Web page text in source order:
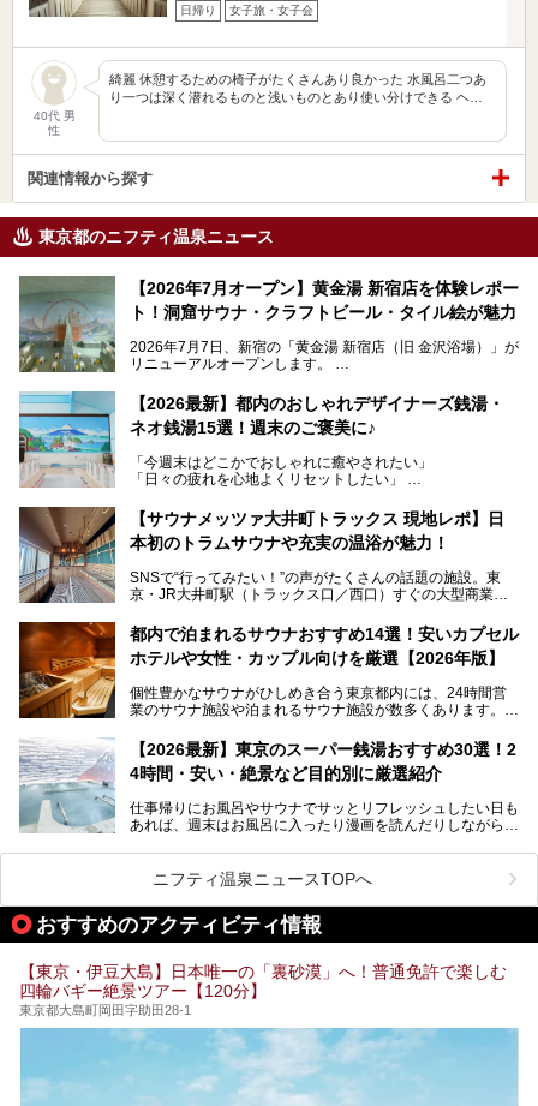
日帰り 女子旅・女子会
40代 男
性
綺麗 休憩するための椅子がたくさんあり良かった 水風呂二つあ
り一つは深く潜れるものと浅いものとあり使い分けできる ヘ…
関連情報から探す
東京都のニフティ温泉ニュース
【2026年7月オープン】黄金湯 新宿店を体験レポー
ト！洞窟サウナ・クラフトビール・タイル絵が魅力
2026年7月7日、新宿の「黄金湯 新宿店（旧 金沢浴場）」が
リニューアルオープンします。
レトロでノスタルジックなタイル絵はそのまま、昔からここ
を知る地元の人にも、新しく足を運んでくれる人にも愛され
る、今の時代の"銭湯"として生まれ変わりました。洞窟のよ
ビアバーなど、新しく登場したスポットも併せて紹介しま
す。充実した設備があるのに、基本の入浴料が銭湯価格の5
【2026最新】都内のおしゃれデザイナーズ銭湯・
ネオ銭湯15選！週末のご褒美に♪
「今週末はどこかでおしゃれに癒やされたい」
「日々の疲れを心地よくリセットしたい」
となっている新しいスタイルの銭湯です。
最近、SNSやメディアで「デザイナーズ銭湯」や「ネオ銭
本記事では、そもそもこれらがどんな銭湯なのか、その気に
いおしゃれな名店15選を、おすすめの順番で一挙にご紹介
します。
【サウナメッツァ大井町トラックス 現地レポ】日
本初のトラムサウナや充実の温浴が魅力！
SNSで“行ってみたい！”の声がたくさんの話題の施設。東
京・JR大井町駅（トラックス口／西口）すぐの大型商業施
ツァ大井町トラックス」がニューオープン。施設の様子をレ
ポ―トします。
都内で泊まれるサウナおすすめ14選！安いカプセル
ホテルや女性・カップル向けを厳選【2026年版】
個性豊かなサウナがひしめき合う東京都内には、24時間営
業のサウナ施設や泊まれるサウナ施設が数多くあります。
を旅の目的とする「サ旅」や自分へのご褒美のための宿泊な
ど、自分の好きなタイミングで好きなだけサ活ができるのが
魅力です。
最近では、男性専用施設だけでなく、カップルや女性に嬉し
い個室サウナも増えてきました。
ら、特におすすめしたい施設14選をご紹介します。
してみてください。
【2026最新】東京のスーパー銭湯おすすめ30選！2
4時間・安い・絶景など目的別に厳選紹介
仕事帰りにお風呂やサウナでサッとリフレッシュしたい日も
あれば、週末はお風呂に入ったり漫画を読んだりしながら一
また、終電を逃してしまい、「このまま朝までゆっくりでき
る場所があれば」と探した経験がある人も多いのではないで
しょうか。
そこで本記事では、東京でおすすめのスーパー銭湯を、目的
24時間営業で宿泊できる施設や、1,000円以下で楽しめる安
い施設、デートや休日レジャーにもぴったりなエンタメ要素
が充実した施設など、利用のシーンに合わせて参考にしてく
ださい。
ニフティ温泉ニュースTOPへ
おすすめのアクティビティ情報
【東京・伊豆大島】日本唯一の「裏砂漠」へ！普通免許で楽しむ
四輪バギー絶景ツアー【120分】
東京都大島町岡田字助田28-1